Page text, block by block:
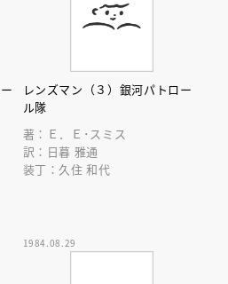
レンズマン（３）銀河パトロー
ル隊
著：Ｅ．Ｅ･スミス
訳：日暮 雅通
装丁：久住 和代
1984.08.29